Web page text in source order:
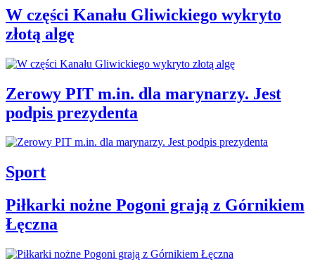
W części Kanału Gliwickiego wykryto
złotą algę
Zerowy PIT m.in. dla marynarzy. Jest
podpis prezydenta
Sport
Piłkarki nożne Pogoni grają z Górnikiem
Łęczna